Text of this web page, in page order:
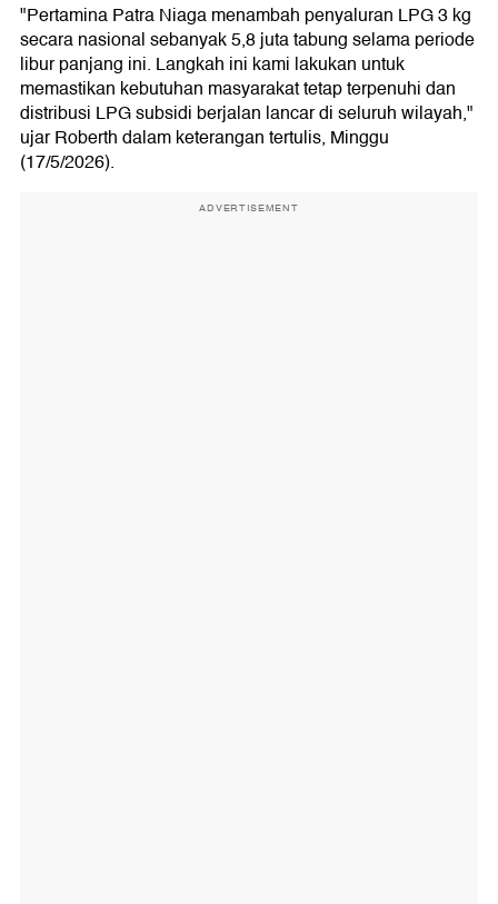
"Pertamina Patra Niaga menambah penyaluran LPG 3 kg
secara nasional sebanyak 5,8 juta tabung selama periode
libur panjang ini. Langkah ini kami lakukan untuk
memastikan kebutuhan masyarakat tetap terpenuhi dan
distribusi LPG subsidi berjalan lancar di seluruh wilayah,"
ujar Roberth dalam keterangan tertulis, Minggu
(17/5/2026).
ADVERTISEMENT